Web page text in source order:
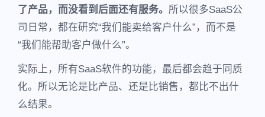
了产品，而没看到后面还有服务。 所以很多SaaS公
司日常，都在研究“我们能卖给客户什么”，而不是
“我们能帮助客户做什么”。
实际上，所有SaaS软件的功能，最后都会趋于同质
化。所以无论是比产品、还是比销售，都比不出什
么结果。